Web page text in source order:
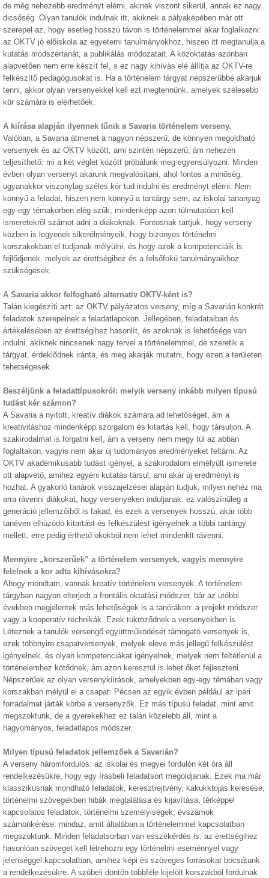
de még nehezebb eredményt elérni, akinek viszont sikerül, annak ez nagy
dicsőség. Olyan tanulók indulnak itt, akiknek a pályaképében már ott
szerepel az, hogy esetleg hosszú távon is történelemmel akar foglalkozni:
az OKTV jó előiskola az egyetemi tanulmányokhoz, hiszen itt megtanulja a
kutatás módszertanát, a publikálás módozatait. A közoktatás azonban
alapvetően nem erre készít fel, s ez nagy kihívás elé állítja az OKTV-re
felkészítő pedagógusokat is. Ha a történelem tárgyat népszerűbbé akarjuk
tenni, akkor olyan versenyekkel kell ezt megtennünk, amelyek szélesebb
kör számára is elérhetőek.
A kiírása alapján ilyennek tűnik a Savaria történelem verseny.
Valóban, a Savaria átmenet a nagyon népszerű, de könnyen megoldható
versenyek és az OKTV között, ami szintén népszerű, ám nehezen
teljesíthető: mi a két véglet között próbálunk meg egyensúlyozni. Minden
évben olyan versenyt akarunk megvalósítani, ahol fontos a minőség,
ugyanakkor viszonylag széles kör tud indulni és eredményt elérni. Nem
könnyű a feladat, hiszen nem könnyű a tantárgy sem, az iskolai tananyag
egy-egy témakörben elég szűk, mindenképp azon túlmutatóan kell
ismeretekről számot adni a diákoknak. Fontosnak tartjuk, hogy verseny
közben is legyenek sikerélményeik, hogy bizonyos történelmi
korszakokban el tudjanak mélyülni, és hogy azok a kompetenciáik is
fejlődjenek, melyek az érettségihez és a felsőfokú tanulmányaikhoz
szükségesek.
A Savaria akkor felfogható alternatív OKTV-ként is?
Talán kiegészíti azt: az OKTV pályázatos verseny, míg a Savarián konkrét
feladatok szerepelnek a feladatlapokon. Jellegében, feladataiban és
értékelésében az érettségihez hasonlít, és azoknak is lehetősége van
indulni, akiknek nincsenek nagy tervei a történelemmel, de szeretik a
tárgyat, érdeklődnek iránta, és meg akarják mutatni, hogy ezen a területen
tehetségesek.
Beszéljünk a feladattípusokról: melyik verseny inkább milyen típusú
tudást kér számon?
A Savaria a nyitott, kreatív diákok számára ad lehetőséget, ám a
kreativitáshoz mindenképp szorgalom és kitartás kell, hogy társuljon. A
szakirodalmat is forgatni kell, ám a verseny nem megy túl az abban
foglaltakon, vagyis nem akar új tudományos eredményeket feltárni. Az
OKTV akadémikusabb tudást igényel, a szakirodalom elmélyült ismerete
ott alapvető, amihez egyéni kutatás társul, ami akár új eredményt is
hozhat. A gyakorló tanárok visszajelzései alapján tudjuk, milyen nehéz ma
arra rávenni diákokat, hogy versenyeken induljanak: ez valószínűleg a
generáció jellemzőiből is fakad, és ezek a versenyek hosszú, akár több
tanéven elhúzódó kitartást és felkészülést igényelnek a többi tantárgy
mellett, erre pedig érthető okokból nem lehet mindenkit rávenni.
Mennyire „korszerűek” a történelem versenyek, vagyis mennyire
felelnek a kor adta kihívásokra?
Ahogy mondtam, vannak kreatív történelem versenyek. A történelem
tárgyban nagyon elterjedt a frontális oktatási módszer, bár az utóbbi
években megjelentek más lehetőségek is a tanórákon: a projekt módszer
vagy a kooperatív technikák. Ezek tükröződnek a versenyekben is.
Léteznek a tanulók versengő együttműködését támogató versenyek is,
ezek többnyire csapatversenyek, melyek eleve más jellegű felkészülést
igényelnek, és olyan kompetenciákat igényelnek, melyek nem feltétlenül a
történelemhez kötődnek, ám azon keresztül is lehet őket fejleszteni.
Népszerűek az olyan versenykiírások, amelyekben egy-egy témában vagy
korszakban mélyül el a csapat: Pécsen az egyik évben például az ipari
forradalmat járták körbe a versenyzők. Ez más típusú feladat, mint amit
megszoktunk, de a gyerekekhez ez talán közelebb áll, mint a
hagyományos, feladatlapos módszer.
Milyen típusú feladatok jellemzőek a Savarián?
A verseny háromfordulós: az iskolai és megyei fordulón két óra áll
rendelkezésükre, hogy egy írásbeli feladatsort megoldjanak. Ezek ma már
klasszikusnak mondható feladatok, keresztrejtvény, kakukktojás keresése,
történelmi szövegekben hibák megtalálása és kijavítása, térképpel
kapcsolatos feladatok, történelmi személyiségek, évszámok
számonkérése: mindaz, amit általában a történelemmel kapcsolatban
megszoktunk. Minden feladatsorban van esszékérdés is: az érettségihez
hasonlóan szöveget kell létrehozni egy történelmi eseménnyel vagy
jelenséggel kapcsolatban, amihez képi és szöveges forrásokat bocsátunk
a rendelkezésükre. A szóbeli döntőn többféle kijelölt korszakból fordulnak